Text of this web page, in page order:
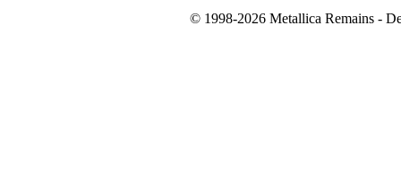
© 1998-2026 Metallica Remains -